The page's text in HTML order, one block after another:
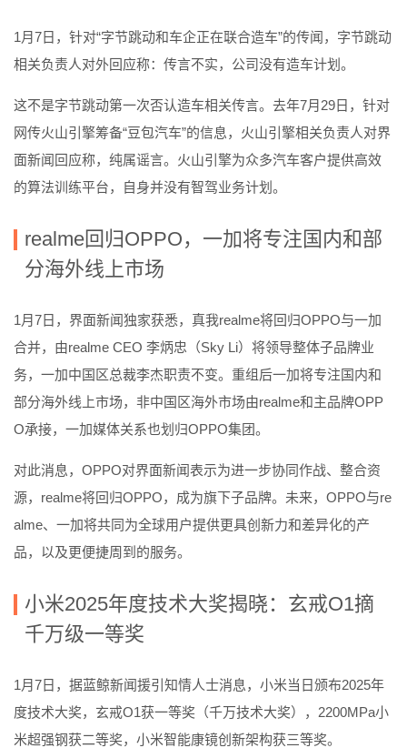
1月7日，针对“字节跳动和车企正在联合造车”的传闻，字节跳动
相关负责人对外回应称：传言不实，公司没有造车计划。
这不是字节跳动第一次否认造车相关传言。去年7月29日，针对
网传火山引擎筹备“豆包汽车”的信息，火山引擎相关负责人对界
面新闻回应称，纯属谣言。火山引擎为众多汽车客户提供高效
的算法训练平台，自身并没有智驾业务计划。
realme回归OPPO，一加将专注国内和部
分海外线上市场
1月7日，界面新闻独家获悉，真我realme将回归OPPO与一加
合并，由realme CEO 李炳忠（Sky Li）将领导整体子品牌业
务，一加中国区总裁李杰职责不变。重组后一加将专注国内和
部分海外线上市场，非中国区海外市场由realme和主品牌OPP
O承接，一加媒体关系也划归OPPO集团。
对此消息，OPPO对界面新闻表示为进一步协同作战、整合资
源，realme将回归OPPO，成为旗下子品牌。未来，OPPO与re
alme、一加将共同为全球用户提供更具创新力和差异化的产
品，以及更便捷周到的服务。
小米2025年度技术大奖揭晓：玄戒O1摘
千万级一等奖
1月7日，据蓝鲸新闻援引知情人士消息，小米当日颁布2025年
度技术大奖，玄戒O1获一等奖（千万技术大奖），2200MPa小
米超强钢获二等奖，小米智能康镜创新架构获三等奖。